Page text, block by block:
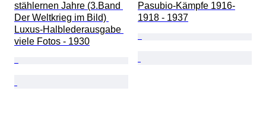
stählernen Jahre (3.Band
Der Weltkrieg im Bild)
Luxus-Halblederausgabe
viele Fotos - 1930
Pasubio-Kämpfe 1916-
1918 - 1937